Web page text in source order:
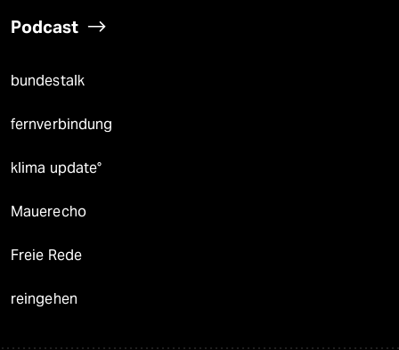
Podcast
bundestalk
fernverbindung
klima update°
Mauerecho
Freie Rede
reingehen